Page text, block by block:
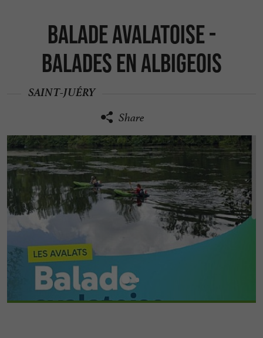
Balade Avalatoise -
Balades en Albigeois
SAINT-JUÉRY
Share